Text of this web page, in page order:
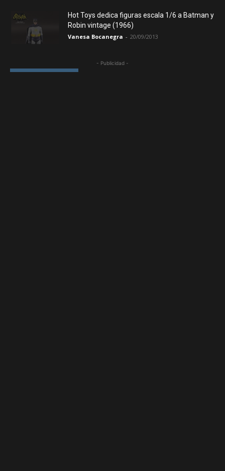
Hot Toys dedica figuras escala 1/6 a Batman y
Robin vintage (1966)
Vanesa Bocanegra - 20/09/2013
Cargar más